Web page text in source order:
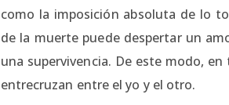
como la imposición absoluta de lo
de la muerte puede despertar un
una supervivencia. De este modo,
entrecruzan entre el yo y el otro.